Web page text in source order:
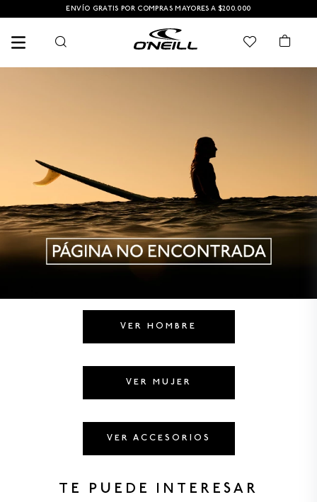
ENVÍO GRATIS POR COMPRAS MAYORES A $200.000
VER HOMBRE
VER MUJER
VER ACCESORIOS
TE PUEDE INTERESAR